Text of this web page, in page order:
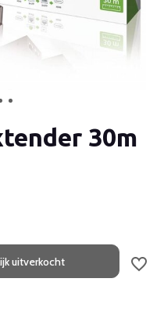
30m
uitverkocht